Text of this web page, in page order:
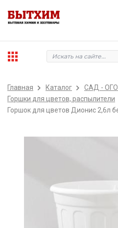
Главная Каталог
САД -
Горшки для цветов, распылители
Горшок для цветов Дионис 2,6л